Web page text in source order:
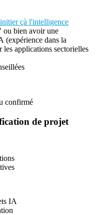
çà l'intelligence
ou bien avoir une
(expérience dans la
les applications sectorielles
confirmé
de projet
IA